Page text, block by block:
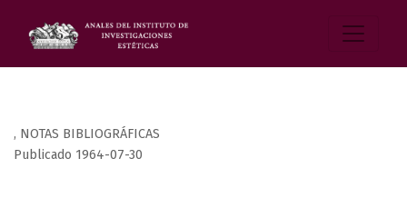
, NOTAS BIBLIOGRÁFICAS
Publicado 1964-07-30